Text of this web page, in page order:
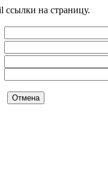
ссылки на страницу.